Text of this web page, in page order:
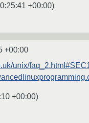
+00:00)
+00:00
unix/
+00:00)